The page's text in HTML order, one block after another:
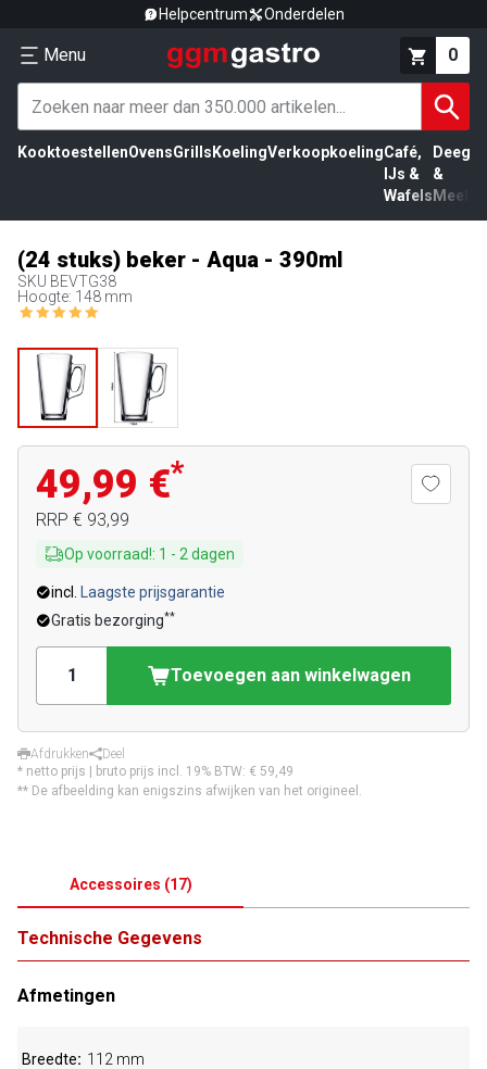
Helpcentrum Onderdelen
Menu 0
KooktoestellenOvensGrills KoelingVerkoopkoelingCafé,
IJs &
Wafels
Deeg
&
Meel
(24 stuks) beker - Aqua - 390ml
SKU BEVTG38
Hoogte: 148 mm
49,99 €*
RRP € 93,99
Op voorraad!: 1 - 2 dagen
incl.
Laagste prijsgarantie
Gratis bezorging**
Toevoegen aan winkelwagen
Afdrukken
Deel
* netto prijs | bruto prijs incl. 19% BTW: € 59,49
** De afbeelding kan enigszins afwijken van het origineel.
Accessoires (17)
Technische Gegevens
Afmetingen
Breedte 112 mm